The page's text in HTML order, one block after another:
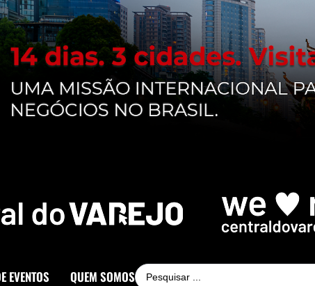
EVENTOS QUEM SOMOS